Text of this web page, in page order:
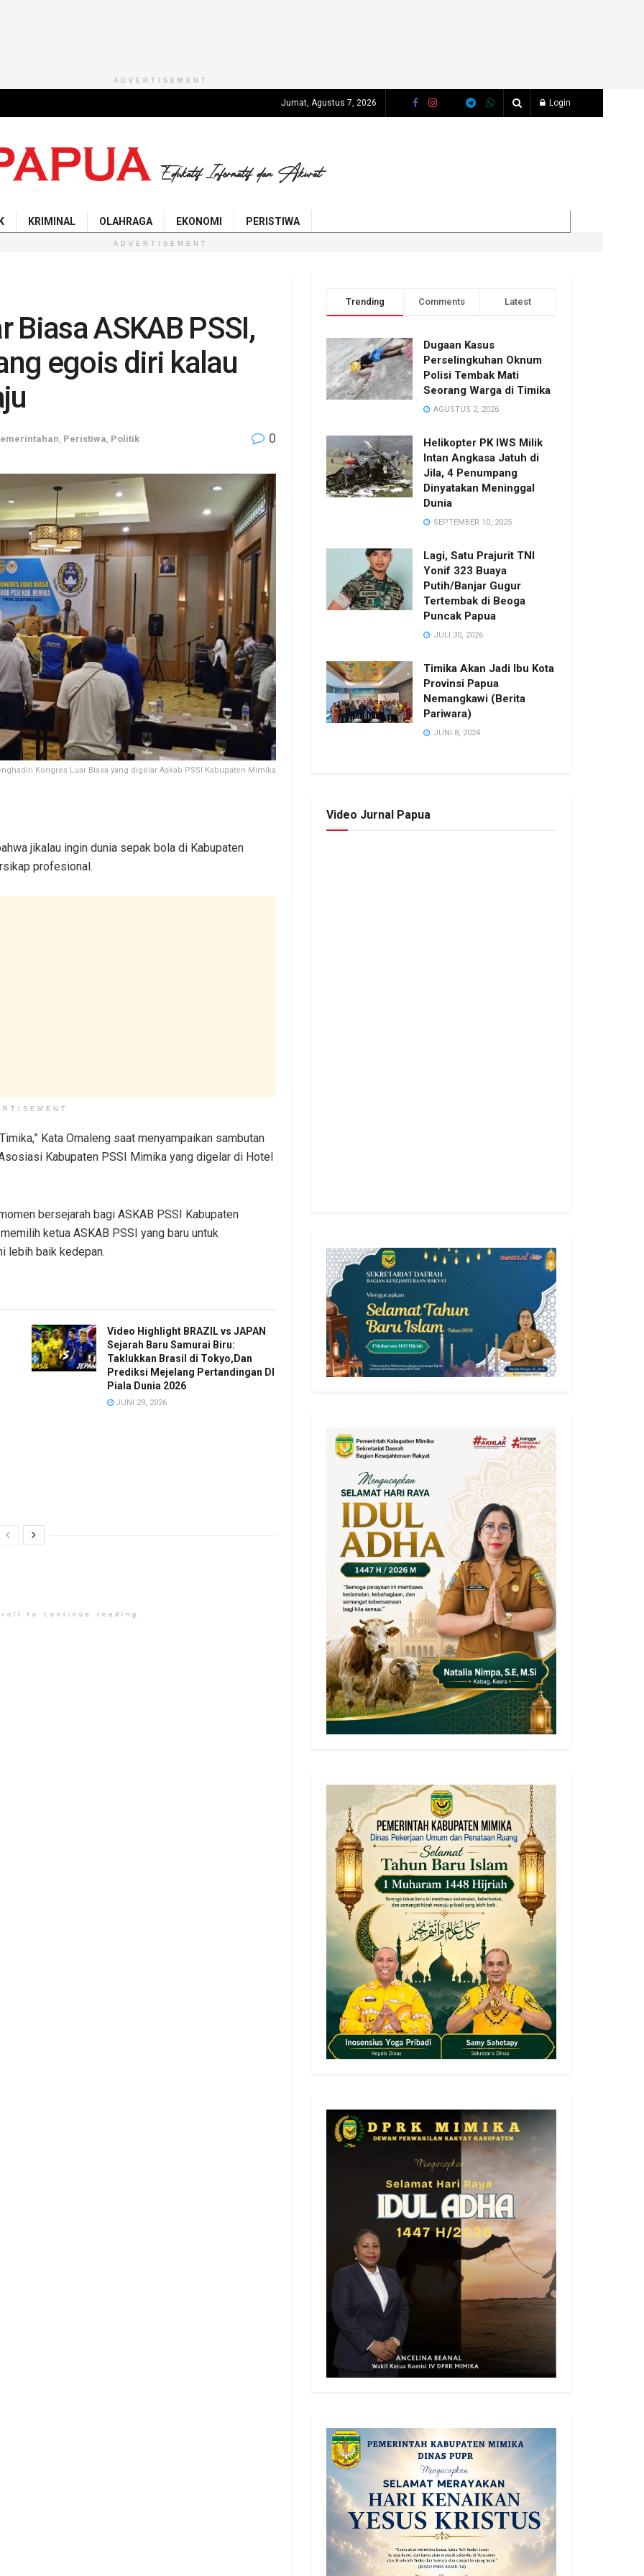
ADVERTISEMENT
Jumat, Agustus 7, 2026 Login
KRIMINAL OLAHRAGA EKONOMI PERISTIWA
ADVERTISEMENT
Biasa ASKAB PSSI,
egois diri kalau
Peristiwa Politik 0
Kongres Luar Biasa yang digelar Askab PSSI Kabupaten Mimika
jikalau ingin dunia sepak bola di Kabupaten
profesional.
Kata Omaleng saat menyampaikan sambutan
Kabupaten PSSI Mimika yang digelar di Hotel
bersejarah bagi ASKAB PSSI Kabupaten
ketua ASKAB PSSI yang baru untuk
lebih baik kedepan.
Video Highlight BRAZIL vs JAPAN
Sejarah Baru Samurai Biru:
Taklukkan Brasil di Tokyo,Dan
Prediksi Mejelang Pertandingan DI
Piala Dunia 2026
JUNI 29, 2026
to continue reading.
Trending Comments Latest
Dugaan Kasus
Perselingkuhan Oknum
Polisi Tembak Mati
Seorang Warga di Timika
AGUSTUS 2, 2026
Helikopter PK IWS Milik
Intan Angkasa Jatuh di
Jila, 4 Penumpang
Dinyatakan Meninggal
Dunia
SEPTEMBER 10, 2025
Lagi, Satu Prajurit TNI
Yonif 323 Buaya
Putih/Banjar Gugur
Tertembak di Beoga
Puncak Papua
JULI 30, 2026
Timika Akan Jadi Ibu Kota
Provinsi Papua
Nemangkawi (Berita
Pariwara)
JUNI 8, 2024
Video Jurnal Papua